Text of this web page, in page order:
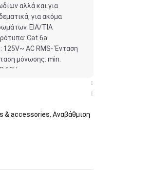
αλλά και για
για ακόμα
EIA/TIA
Cat 6a
125V~ AC RMS- Ένταση
μόνωσης: min.
60Hz –
& accessories, Αναβάθμιση